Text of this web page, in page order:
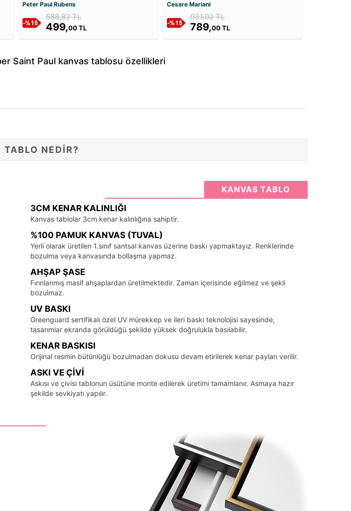
Tablosu
Peter Paul Rubens
588,82 TL
499,00 TL
Cesare Mariani
931,02 TL
789,00 TL
Saint Paul kanvas tablosu özellikleri
TABLO NEDİR?
KANVAS TABLO
3CM KENAR KALINLIĞI
Kanvas tablolar 3cm kenar kalınlığına sahiptir.
%100 PAMUK KANVAS (TUVAL)
Yerli olarak üretilen 1.sınıf santsal kanvas üzerine baskı yapmaktayız. Renklerinde
bozulma veya kanvasında bollaşma yapmaz.
AHŞAP ŞASE
Fırınlanmış masif ahşaplardan üretilmektedir. Zaman içerisinde eğilmez ve şekli
bozulmaz.
UV BASKI
Greenguard sertifikalı özel UV mürekkep ve ileri baskı teknolojisi sayesinde,
tasarımlar ekranda görüldüğü şekilde yüksek doğrulukla basılabilir.
KENAR BASKISI
Orijinal resmin bütünlüğü bozulmadan dokusu devam etirilerek kenar payları verilir.
ASKI VE ÇIVI
Askısı ve çivisi tablonun üsütüne monte edilerek üretimi tamamlanır. Asmaya hazır
şekilde sevkiyatı yapılır.